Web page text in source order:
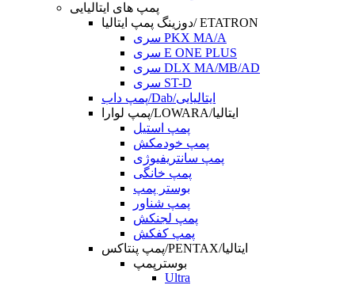
پمپ های ایتالیایی
دوزینگ پمپ ایتالیا/ ETATRON
سری PKX MA/A
سری E ONE PLUS
سری DLX MA/MB/AD
سری ST-D
پمپ داب/Dab/ایتالیایی
پمپ لوارا/LOWARA/ایتالیا
پمپ استیل
پمپ خودمکش
پمپ سانتریفیوژی
پمپ خانگی
بوستر پمپ
پمپ شناور
پمپ لجنکش
پمپ کفکش
پمپ پنتاکس/PENTAX/ایتالیا
بوسترپمپ
Ultra